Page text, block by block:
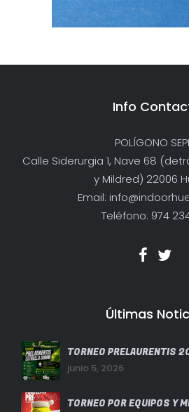
Info
POLÍGONO
Calle Siderurgia 1, Nave 68
y Mildred) 22006
Email:
Teléfono: 974
Últimas
TORNEO PRELAURENTIS
junio 5, 2026
TORNEO POR EQUIPOS Y